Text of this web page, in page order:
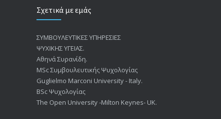
Σχετικά με εμάς
ΣΥΜΒΟΥΛΕΥΤΙΚΕΣ ΥΠΗΡΕΣΙΕΣ
ΨΥΧΙΚΗΣ ΥΓΕΙΑΣ.
Αθηνά Συρανίδη.
ΜSc Συμβουλευτικής Ψυχολογίας
Guglielmo Marconi University - Italy.
BSc Ψυχολογίας
The Open University -Milton Keynes- UK.